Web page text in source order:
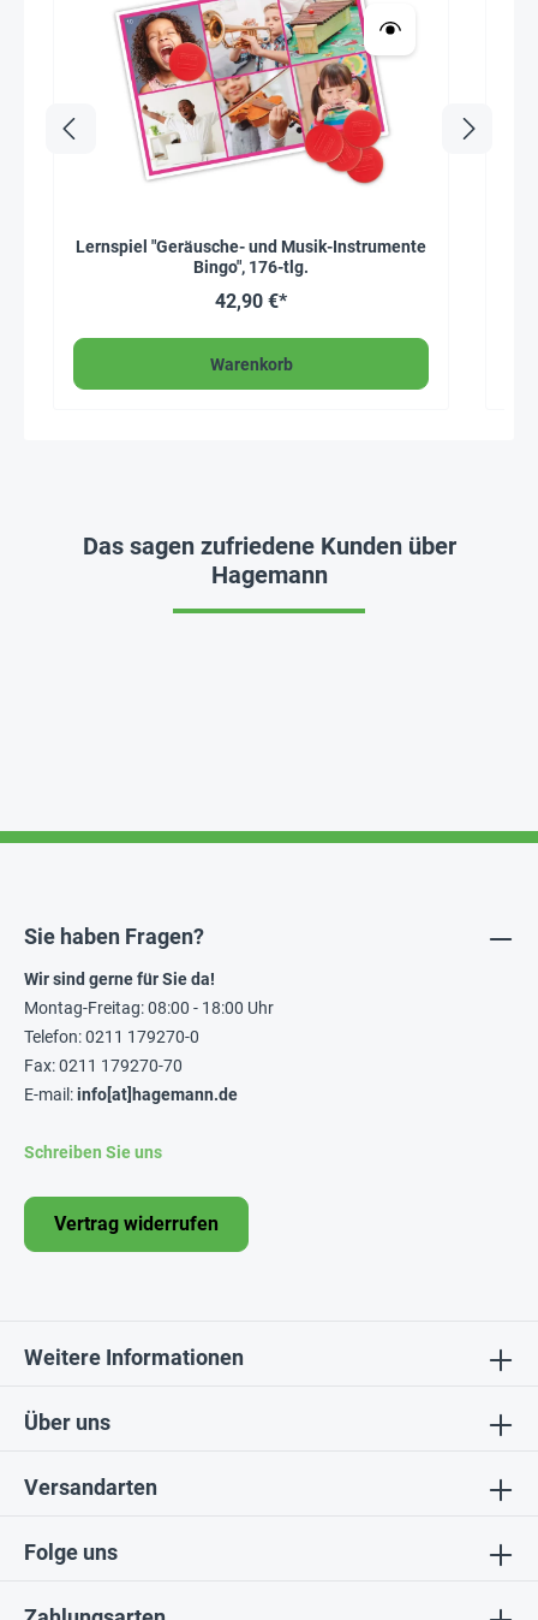
Lernspiel "Geräusche- und Musik-Instrumente
Bingo", 176-tlg.
42,90 €*
Warenkorb
Das sagen zufriedene Kunden über
Hagemann
Folge uns
Über uns
Sie haben Fragen?
Wir sind gerne für Sie da!
Montag-Freitag: 08:00 - 18:00 Uhr
Telefon: 0211 179270-0
Fax: 0211 179270-70
E-mail:info[at]hagemann.de
Schreiben Sie uns
Vertrag widerrufen
Weitere Informationen
Versandarten